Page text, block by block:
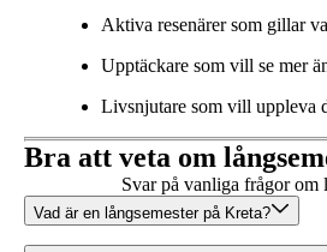
Aktiva resenärer som gillar
Upptäckare som vill se mer
Livsnjutare som vill uppleva
Bra att veta om
Svar på vanliga frågor om
Vad är en långsemester på Kreta?